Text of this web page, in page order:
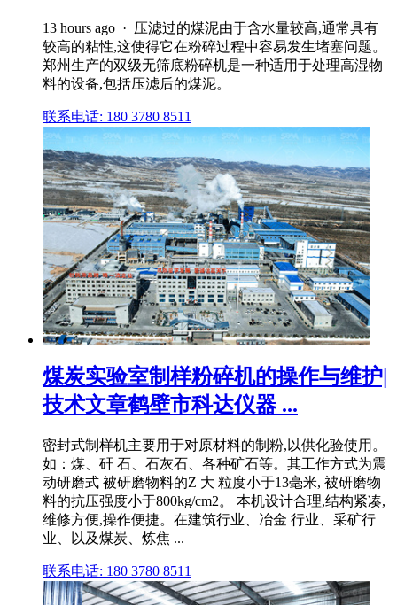
13 hours ago · 压滤过的煤泥由于含水量较高,通常具有
较高的粘性,这使得它在粉碎过程中容易发生堵塞问题。
郑州生产的双级无筛底粉碎机是一种适用于处理高湿物
料的设备,包括压滤后的煤泥。
联系电话: 180 3780 8511
煤炭实验室制样粉碎机的操作与维护|
技术文章鹤壁市科达仪器 ...
密封式制样机主要用于对原材料的制粉,以供化验使用。
如：煤、矸 石、石灰石、各种矿石等。其工作方式为震
动研磨式 被研磨物料的Z 大 粒度小于13毫米, 被研磨物
料的抗压强度小于800kg/cm2。 本机设计合理,结构紧凑,
维修方便,操作便捷。在建筑行业、冶金 行业、采矿行
业、以及煤炭、炼焦 ...
联系电话: 180 3780 8511